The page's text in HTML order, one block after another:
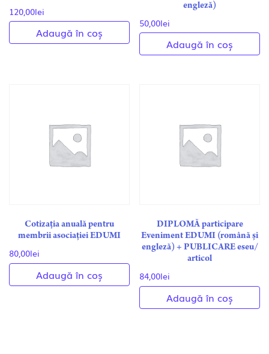
120,00lei
Adaugă în coș
engleză)
50,00lei
Adaugă în coș
Cotizația anuală pentru
membrii asociaţiei EDUMI
80,00lei
Adaugă în coș
DIPLOMĂ participare
Eveniment EDUMI (română și
engleză) + PUBLICARE eseu/
articol
84,00lei
Adaugă în coș